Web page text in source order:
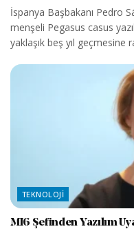
İspanya Başbakanı Pedro
menşeli Pegasus casus
yaklaşık beş yıl geçmesine
TEKNOLOJI
MI6 Şefinden Yazılım